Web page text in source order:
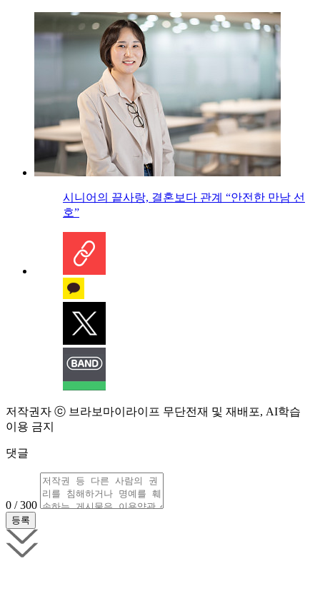
시니어의 끝사랑, 결혼보다 관계 “안전한 만남 선
호”
저작권자 ⓒ 브라보마이라이프 무단전재 및 재배포, AI학습
이용 금지
댓글
0 / 300